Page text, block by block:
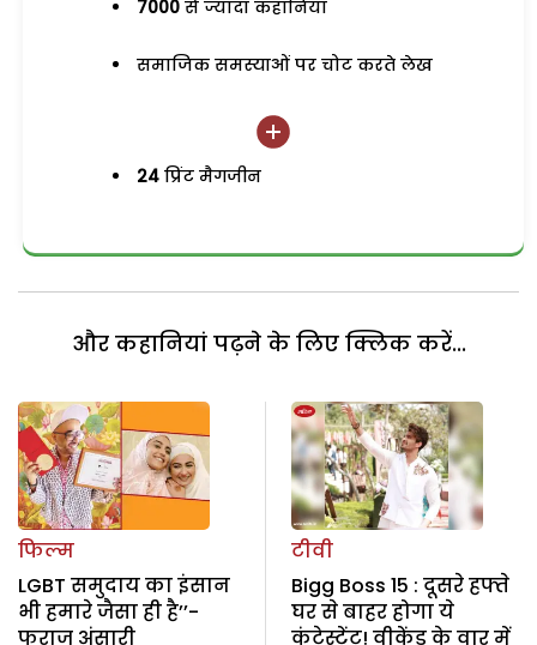
7000 से ज्यादा कहानियां
समाजिक समस्याओं पर चोट करते लेख
24 प्रिंट मैगजीन
और कहानियां पढ़ने के लिए क्लिक करें...
फिल्म
LGBT समुदाय का इंसान
भी हमारे जैसा ही है’’-
फराज अंसारी
टीवी
Bigg Boss 15 : दूसरे हफ्ते
घर से बाहर होगा ये
कंटेस्टेंट! वीकेंड के वार में